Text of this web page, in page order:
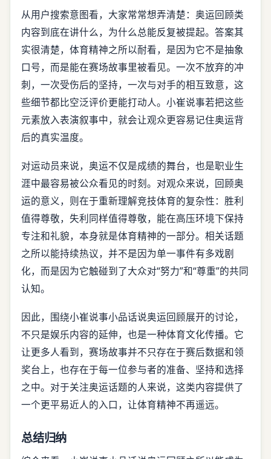
从用户搜索意图看，大家常常想弄清楚：奥运回顾类
内容到底在讲什么，为什么总能反复被提起。答案其
实很清楚，体育精神之所以耐看，是因为它不是抽象
口号，而是能在赛场故事里被看见。一次不放弃的冲
刺，一次受伤后的坚持，一次与对手的相互致意，这
些细节都比空泛评价更能打动人。小崔说事若把这些
元素放入表演叙事中，就会让观众更容易记住奥运背
后的真实温度。
对运动员来说，奥运不仅是成绩的舞台，也是职业生
涯中最容易被公众看见的时刻。对观众来说，回顾奥
运的意义，则在于重新理解竞技体育的复杂性：胜利
值得尊敬，失利同样值得尊敬，能在高压环境下保持
专注和礼貌，本身就是体育精神的一部分。相关话题
之所以能持续热议，并不是因为单一事件有多戏剧
化，而是因为它触碰到了大众对“努力”和“尊重”的共同
认知。
因此，围绕小崔说事小品话说奥运回顾展开的讨论，
不只是娱乐内容的延伸，也是一种体育文化传播。它
让更多人看到，赛场故事并不只存在于赛后数据和领
奖台上，也存在于每一位参与者的准备、坚持和选择
之中。对于关注奥运话题的人来说，这类内容提供了
一个更平易近人的入口，让体育精神不再遥远。
总结归纳